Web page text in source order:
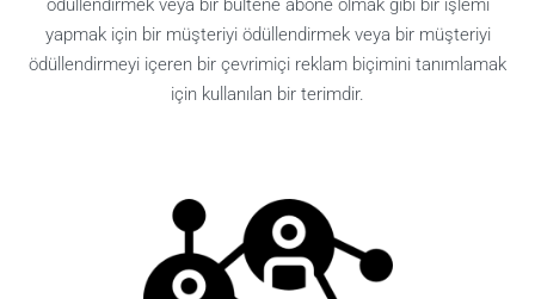
ödüllendirmek veya bir bültene abone olmak gibi bir işlemi
yapmak için bir müşteriyi ödüllendirmek veya bir müşteriyi
ödüllendirmeyi içeren bir çevrimiçi reklam biçimini tanımlamak
için kullanılan bir terimdir.